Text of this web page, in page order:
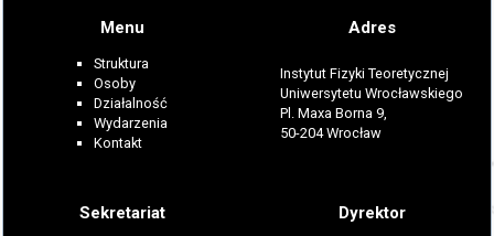
Menu
Struktura
Osoby
Działalność
Wydarzenia
Kontakt
Adres
Instytut Fizyki Teoretycznej
Uniwersytetu Wrocławskiego
Pl. Maxa Borna 9,
50-204 Wrocław
Sekretariat Dyrektor